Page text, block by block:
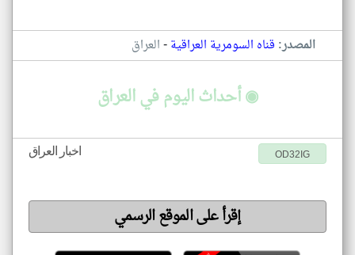
المصدر: قناه السومرية العراقية-العراق
◉ أحداث اليوم في العراق
اخبار العراق OD32IG
إقرأ على الموقع الرسمي